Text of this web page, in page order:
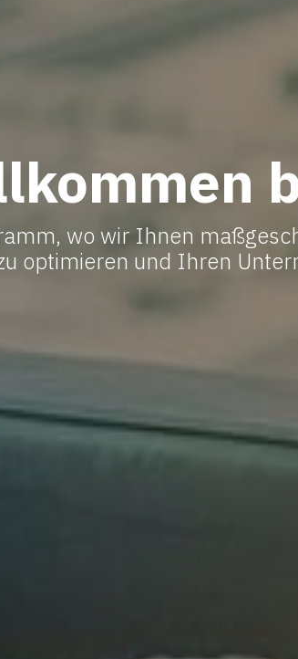
wo wir Ihnen
optimieren und Ihren